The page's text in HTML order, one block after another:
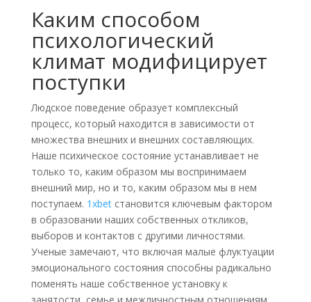
Каким способом
психологический
климат модифицирует
поступки
Людское поведение образует комплексный
процесс, который находится в зависимости от
множества внешних и внешних составляющих.
Наше психическое состояние устанавливает не
только то, каким образом мы воспринимаем
внешний мир, но и то, каким образом мы в нем
поступаем. 1xbetстановится ключевым фактором
в образовании наших собственных откликов,
выборов и контактов с другими личностями.
Ученые замечают, что включая малые флуктуации
эмоционального состояния способны радикально
поменять наше собственное установку к